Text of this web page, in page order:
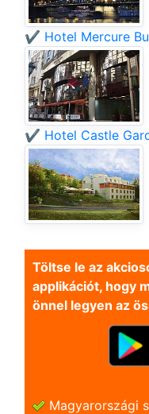
✔️ Hotel Mercure
✔️ Hotel Castle
Töltse le az
applikációt, hogy
önnel legyen az
Magyarországi